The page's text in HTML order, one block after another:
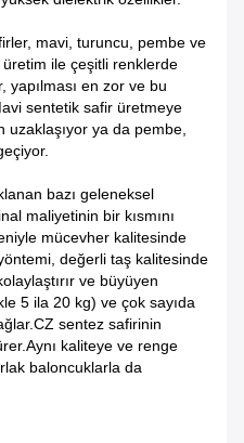
mavi, turuncu, pembe ve
üretim ile çeşitli renklerde
en zor ve bu
sentetik safir üretmeye
uzaklaşıyor ya da pembe,
bazı geleneksel
maliyetinin bir kısmını
mücevher kalitesinde
değerli taş kalitesinde
ve büyüyen
5 ila 20 kg) ve çok sayıda
sentez safirinin
kaliteye ve renge
baloncuklarla da